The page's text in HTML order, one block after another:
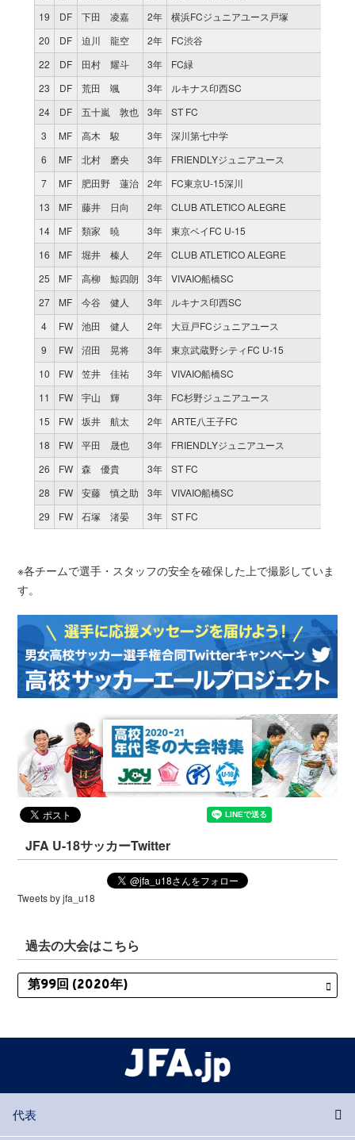
19
DF 下田 凌嘉 2年
横浜FCジュニアユース戸塚
20
DF 迫川 龍空 2年
FC渋谷
22
DF 田村 耀斗 3年
FC緑
23
DF 荒田 颯 3年
ルキナス印西SC
24
DF 五十嵐 敦也 3年
ST FC
3
MF 高木 駿 3年
深川第七中学
6
MF 北村 磨央 3年
FRIENDLYジュニアユース
7
MF 肥田野 蓮治 2年
FC東京U-15深川
13
MF 藤井 日向 2年
CLUB ATLETICO ALEGRE
14
MF 類家 暁 3年
東京ベイFC U-15
16
MF 堀井 榛人 2年
CLUB ATLETICO ALEGRE
25
MF 高柳 鯨四朗 3年
VIVAIO船橋SC
27
MF 今谷 健人 3年
ルキナス印西SC
4
FW 池田 健人 2年
大豆戸FCジュニアユース
9
FW 沼田 晃将 3年
東京武蔵野シティFC U-15
10
FW 笠井 佳祐 3年
VIVAIO船橋SC
11
FW 宇山 輝 3年
FC杉野ジュニアユース
15
FW 坂井 航太 2年
ARTE八王子FC
18
FW 平田 晟也 3年
FRIENDLYジュニアユース
26
FW 森 優貴 3年
ST FC
28
FW 安藤 慎之助 3年
VIVAIO船橋SC
29
FW 石塚 渚晏 3年 ST FC
※各チームで選手・スタッフの安全を確保した上で撮影していま
す。
JFA U-18サッカーTwitter
Tweets by jfa_u18
過去の大会はこちら
代表